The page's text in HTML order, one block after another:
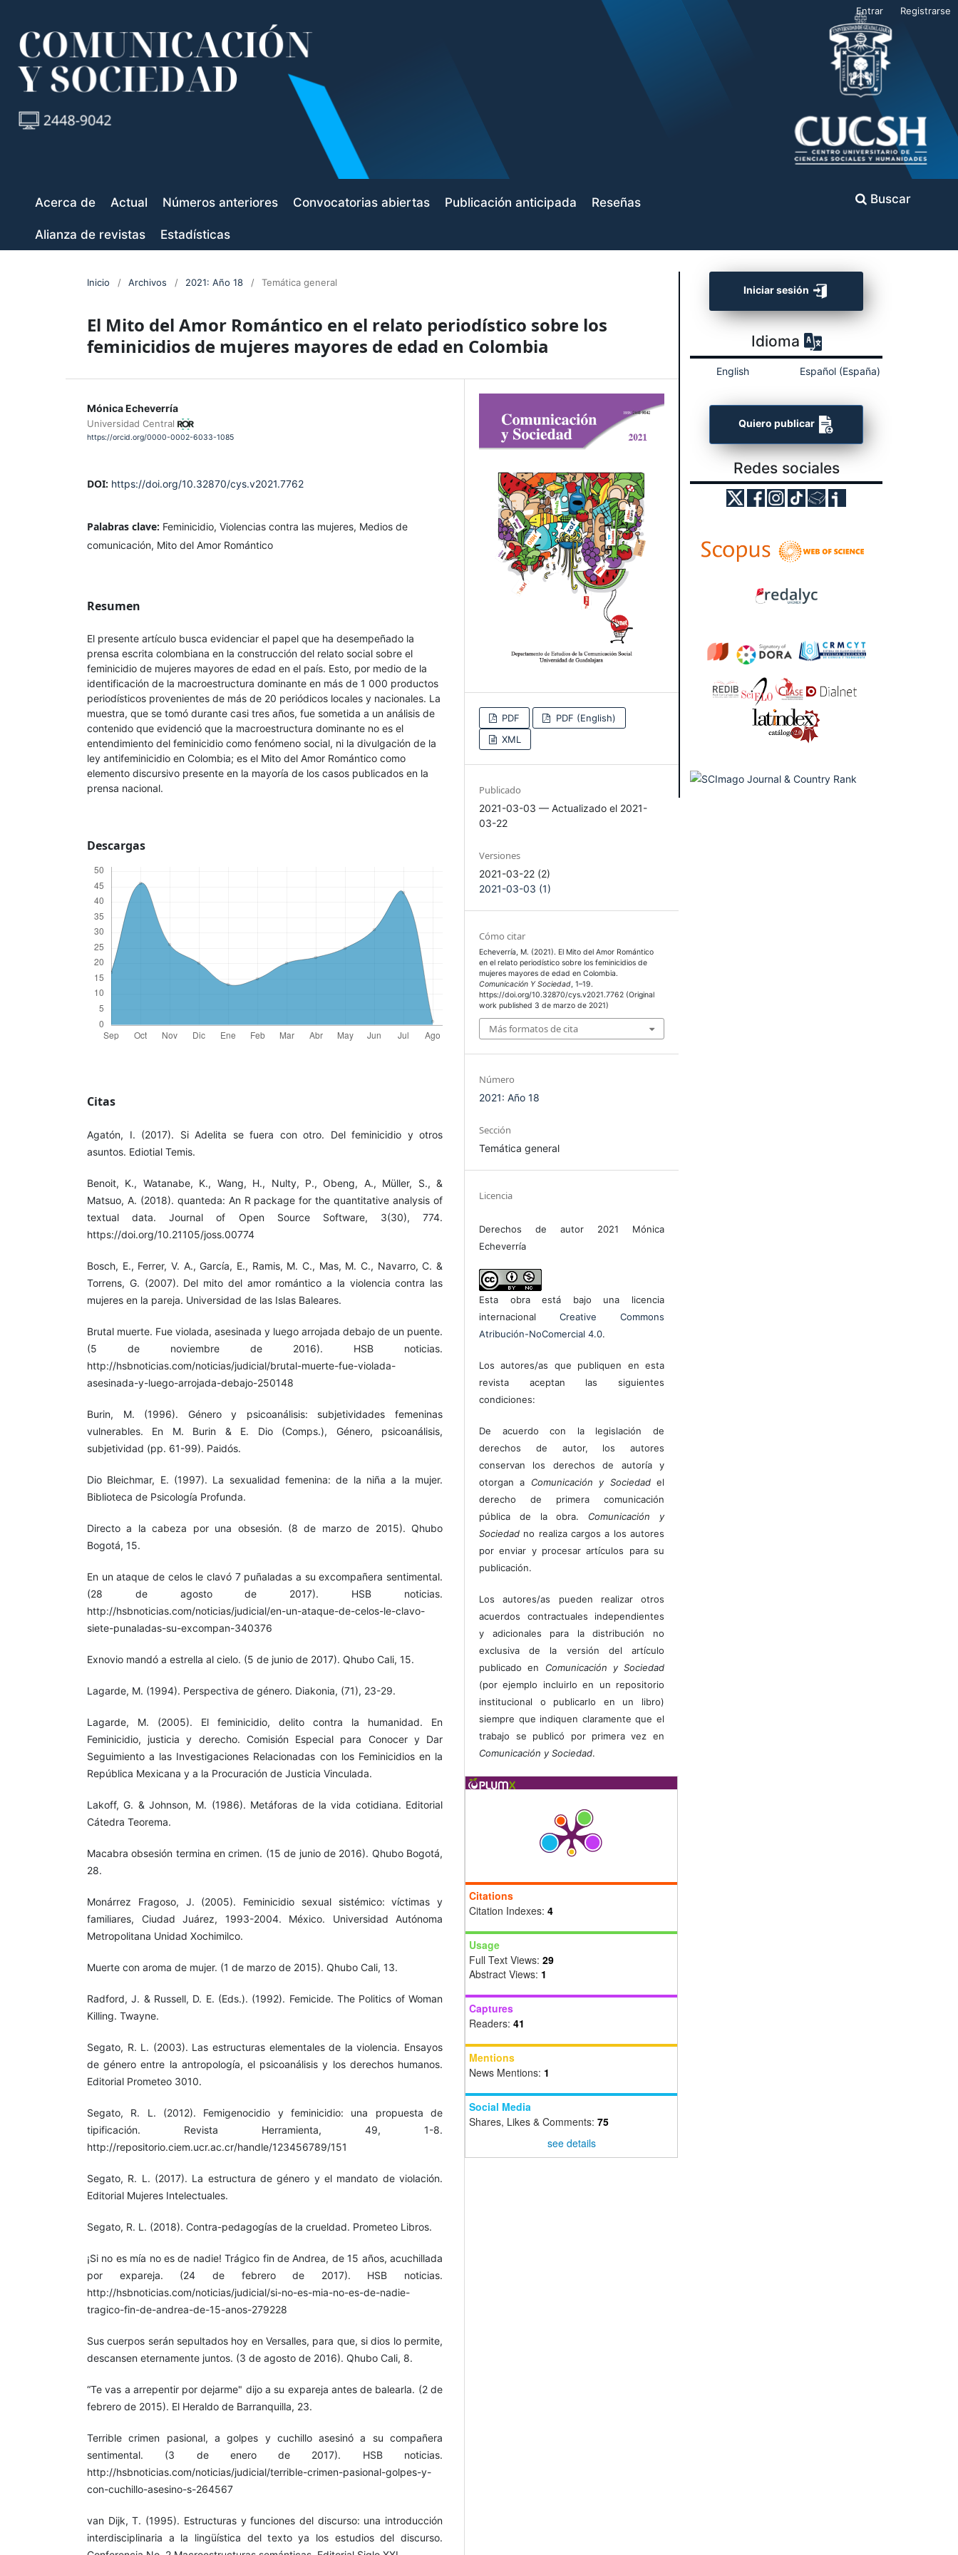
Acerca de Actual Números anteriores Convocatorias abiertas Publicación anticipada Reseñas
Alianza de revistas Estadísticas
Buscar
Entrar Registrarse
Inicio / Archivos / 2021: Año 18 / Temática general
El Mito del Amor Romántico en el relato periodístico sobre los
feminicidios de mujeres mayores de edad en Colombia
Mónica Echeverría
Universidad Central
https://orcid.org/0000-0002-6033-1085
DOI: https://doi.org/10.32870/cys.v2021.7762
Palabras clave: Feminicidio, Violencias contra las mujeres, Medios de
comunicación, Mito del Amor Romántico
Resumen
El presente artículo busca evidenciar el papel que ha desempeñado la
prensa escrita colombiana en la construcción del relato social sobre el
feminicidio de mujeres mayores de edad en el país. Esto, por medio de la
identificación de la macroestructura dominante en más de 1 000 productos
periodísticos provenientes de más de 20 periódicos locales y nacionales. La
muestra, que se tomó durante casi tres años, fue sometida a un análisis de
contenido que evidenció que la macroestructura dominante no es el
entendimiento del feminicidio como fenómeno social, ni la divulgación de la
ley antifeminicidio en Colombia; es el Mito del Amor Romántico como
elemento discursivo presente en la mayoría de los casos publicados en la
prensa nacional.
Descargas
Citas
Agatón, I. (2017). Si Adelita se fuera con otro. Del feminicidio y otros
asuntos. Ediotial Temis.
Benoit, K., Watanabe, K., Wang, H., Nulty, P., Obeng, A., Müller, S., &
Matsuo, A. (2018). quanteda: An R package for the quantitative analysis of
textual data. Journal of Open Source Software, 3(30), 774.
https://doi.org/10.21105/joss.00774
Bosch, E., Ferrer, V. A., García, E., Ramis, M. C., Mas, M. C., Navarro, C. &
Torrens, G. (2007). Del mito del amor romántico a la violencia contra las
mujeres en la pareja. Universidad de las Islas Baleares.
Brutal muerte. Fue violada, asesinada y luego arrojada debajo de un puente.
(5 de noviembre de 2016). HSB noticias.
http://hsbnoticias.com/noticias/judicial/brutal-muerte-fue-violada-
asesinada-y-luego-arrojada-debajo-250148
Burin, M. (1996). Género y psicoanálisis: subjetividades femeninas
vulnerables. En M. Burin & E. Dio (Comps.), Género, psicoanálisis,
subjetividad (pp. 61-99). Paidós.
Dio Bleichmar, E. (1997). La sexualidad femenina: de la niña a la mujer.
Biblioteca de Psicología Profunda.
Directo a la cabeza por una obsesión. (8 de marzo de 2015). Qhubo
Bogotá, 15.
En un ataque de celos le clavó 7 puñaladas a su excompañera sentimental.
(28 de agosto de 2017). HSB noticias.
http://hsbnoticias.com/noticias/judicial/en-un-ataque-de-celos-le-clavo-
siete-punaladas-su-excompan-340376
Exnovio mandó a estrella al cielo. (5 de junio de 2017). Qhubo Cali, 15.
Lagarde, M. (1994). Perspectiva de género. Diakonia, (71), 23-29.
Lagarde, M. (2005). El feminicidio, delito contra la humanidad. En
Feminicidio, justicia y derecho. Comisión Especial para Conocer y Dar
Seguimiento a las Investigaciones Relacionadas con los Feminicidios en la
República Mexicana y a la Procuración de Justicia Vinculada.
Lakoff, G. & Johnson, M. (1986). Metáforas de la vida cotidiana. Editorial
Cátedra Teorema.
Macabra obsesión termina en crimen. (15 de junio de 2016). Qhubo Bogotá,
28.
Monárrez Fragoso, J. (2005). Feminicidio sexual sistémico: víctimas y
familiares, Ciudad Juárez, 1993-2004. México. Universidad Autónoma
Metropolitana Unidad Xochimilco.
Muerte con aroma de mujer. (1 de marzo de 2015). Qhubo Cali, 13.
Radford, J. & Russell, D. E. (Eds.). (1992). Femicide. The Politics of Woman
Killing. Twayne.
Segato, R. L. (2003). Las estructuras elementales de la violencia. Ensayos
de género entre la antropología, el psicoanálisis y los derechos humanos.
Editorial Prometeo 3010.
Segato, R. L. (2012). Femigenocidio y feminicidio: una propuesta de
tipificación. Revista Herramienta, 49, 1-8.
http://repositorio.ciem.ucr.ac.cr/handle/123456789/151
Segato, R. L. (2017). La estructura de género y el mandato de violación.
Editorial Mujeres Intelectuales.
Segato, R. L. (2018). Contra-pedagogías de la crueldad. Prometeo Libros.
¡Si no es mía no es de nadie! Trágico fin de Andrea, de 15 años, acuchillada
por expareja. (24 de febrero de 2017). HSB noticias.
http://hsbnoticias.com/noticias/judicial/si-no-es-mia-no-es-de-nadie-
tragico-fin-de-andrea-de-15-anos-279228
Sus cuerpos serán sepultados hoy en Versalles, para que, si dios lo permite,
descansen eternamente juntos. (3 de agosto de 2016). Qhubo Cali, 8.
“Te vas a arrepentir por dejarme" dijo a su expareja antes de balearla. (2 de
febrero de 2015). El Heraldo de Barranquilla, 23.
Terrible crimen pasional, a golpes y cuchillo asesinó a su compañera
sentimental. (3 de enero de 2017). HSB noticias.
http://hsbnoticias.com/noticias/judicial/terrible-crimen-pasional-golpes-y-
con-cuchillo-asesino-s-264567
van Dijk, T. (1995). Estructuras y funciones del discurso: una introducción
interdisciplinaria a la lingüística del texto ya los estudios del discurso.
PDF
PDF (English)
XML
Publicado
2021-03-03 — Actualizado el 2021-
03-22
Versiones
2021-03-22 (2)
2021-03-03 (1)
Cómo citar
Echeverría, M. (2021). El Mito del Amor Romántico
en el relato periodístico sobre los feminicidios de
mujeres mayores de edad en Colombia.
Comunicación Y Sociedad, 1–19.
https://doi.org/10.32870/cys.v2021.7762 (Original
work published 3 de marzo de 2021)
Más formatos de cita
Número
2021: Año 18
Sección
Temática general
Licencia
Derechos de autor 2021 Mónica
Echeverría
Esta obra está bajo una licencia
internacional Creative Commons
Atribución-NoComercial 4.0.
Los autores/as que publiquen en esta
revista aceptan las siguientes
condiciones:
De acuerdo con la legislación de
derechos de autor, los autores
conservan los derechos de autoría y
otorgan a Comunicación y Sociedadel
derecho de primera comunicación
pública de la obra. Comunicación y
Sociedad no realiza cargos a los autores
por enviar y procesar artículos para su
publicación.
Los autores/as pueden realizar otros
acuerdos contractuales independientes
y adicionales para la distribución no
exclusiva de la versión del artículo
publicado en Comunicación y Sociedad
(por ejemplo incluirlo en un repositorio
institucional o publicarlo en un libro)
siempre que indiquen claramente que el
trabajo se publicó por primera vez en
Comunicación y Sociedad.
Citations
Citation Indexes: 4
Usage
Full Text Views: 29
Abstract Views: 1
Captures
Readers: 41
Mentions
News Mentions: 1
Social Media
Shares, Likes & Comments: 75
see details
Iniciar sesión
Idioma
English Español (España)
Quiero publicar
Redes sociales